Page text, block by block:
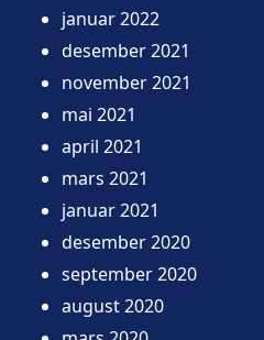
januar 2022
desember 2021
november 2021
mai 2021
april 2021
mars 2021
januar 2021
desember 2020
september 2020
august 2020